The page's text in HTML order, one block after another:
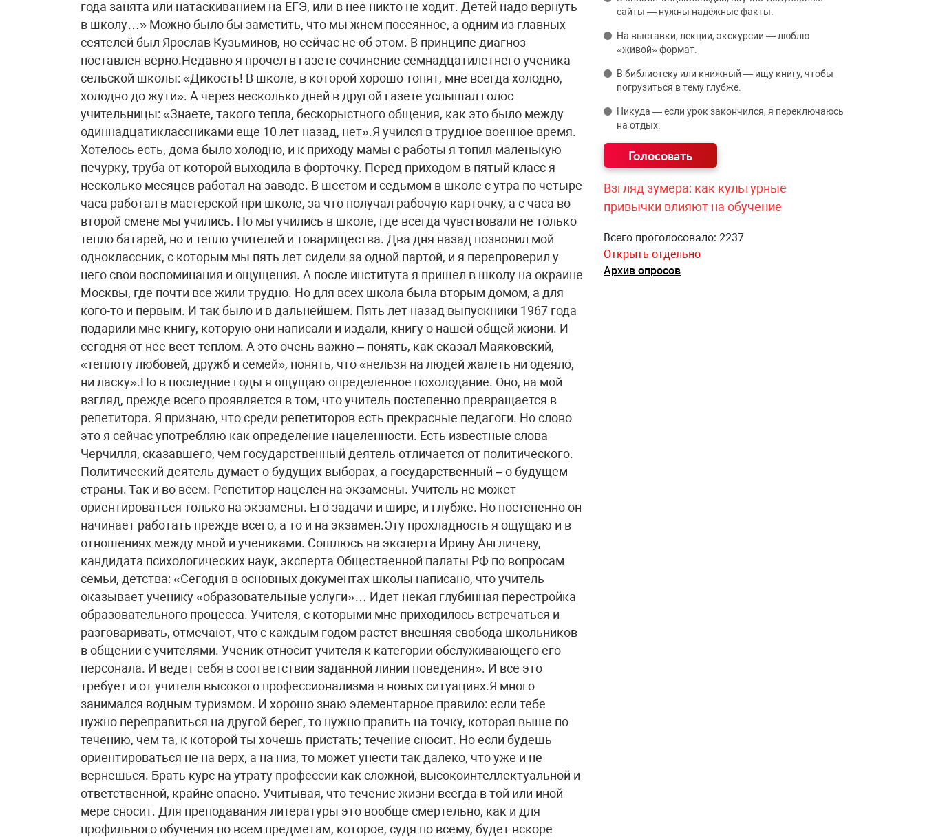
года занята или натаскиванием на ЕГЭ, или в нее никто не ходит. Детей надо вернуть
в школу…» Можно было бы заметить, что мы жнем посеянное, а одним из главных
сеятелей был Ярослав Кузьминов, но сейчас не об этом. В принципе диагноз
поставлен верно.Недавно я прочел в газете сочинение семнадцатилетнего ученика
сельской школы: «Дикость! В школе, в которой хорошо топят, мне всегда холодно,
холодно до жути». А через несколько дней в другой газете услышал голос
учительницы: «Знаете, такого тепла, бескорыстного общения, как это было между
одиннадцатиклассниками еще 10 лет назад, нет».Я учился в трудное военное время.
Хотелось есть, дома было холодно, и к приходу мамы с работы я топил маленькую
печурку, труба от которой выходила в форточку. Перед приходом в пятый класс я
несколько месяцев работал на заводе. В шестом и седьмом в школе с утра по четыре
часа работал в мастерской при школе, за что получал рабочую карточку, а с часа во
второй смене мы учились. Но мы учились в школе, где всегда чувствовали не только
тепло батарей, но и тепло учителей и товарищества. Два дня назад позвонил мой
одноклассник, с которым мы пять лет сидели за одной партой, и я перепроверил у
него свои воспоминания и ощущения. А после института я пришел в школу на окраине
Москвы, где почти все жили трудно. Но для всех школа была вторым домом, а для
кого-то и первым. И так было и в дальнейшем. Пять лет назад выпускники 1967 года
подарили мне книгу, которую они написали и издали, книгу о нашей общей жизни. И
сегодня от нее веет теплом. А это очень важно – понять, как сказал Маяковский,
«теплоту любовей, дружб и семей», понять, что «нельзя на людей жалеть ни одеяло,
ни ласку».Но в последние годы я ощущаю определенное похолодание. Оно, на мой
взгляд, прежде всего проявляется в том, что учитель постепенно превращается в
репетитора. Я признаю, что среди репетиторов есть прекрасные педагоги. Но слово
это я сейчас употребляю как определение нацеленности. Есть известные слова
Черчилля, сказавшего, чем государственный деятель отличается от политического.
Политический деятель думает о будущих выборах, а государственный – о будущем
страны. Так и во всем. Репетитор нацелен на экзамены. Учитель не может
ориентироваться только на экзамены. Его задачи и шире, и глубже. Но постепенно он
начинает работать прежде всего, а то и на экзамен.Эту прохладность я ощущаю и в
отношениях между мной и учениками. Сошлюсь на эксперта Ирину Англичеву,
кандидата психологических наук, эксперта Общественной палаты РФ по вопросам
семьи, детства: «Сегодня в основных документах школы написано, что учитель
оказывает ученику «образовательные услуги»… Идет некая глубинная перестройка
образовательного процесса. Учителя, с которыми мне приходилось встречаться и
разговаривать, отмечают, что с каждым годом растет внешняя свобода школьников
в общении с учителями. Ученик относит учителя к категории обслуживающего его
персонала. И ведет себя в соответствии заданной линии поведения». И все это
требует и от учителя высокого профессионализма в новых ситуациях.Я много
занимался водным туризмом. И хорошо знаю элементарное правило: если тебе
нужно переправиться на другой берег, то нужно править на точку, которая выше по
течению, чем та, к которой ты хочешь пристать; течение сносит. Но если будешь
ориентироваться не на верх, а на низ, то может унести так далеко, что уже и не
вернешься. Брать курс на утрату профессии как сложной, высокоинтеллектуальной и
ответственной, крайне опасно. Учитывая, что течение жизни всегда в той или иной
мере сносит. Для преподавания литературы это вообще смертельно, как и для
профильного обучения по всем предметам, которое, судя по всему, будет вскоре
сайты — нужны надёжные факты.
На выставки, лекции, экскурсии — люблю
«живой» формат.
В библиотеку или книжный — ищу книгу, чтобы
погрузиться в тему глубже.
Никуда — если урок закончился, я переключаюсь
на отдых.
Взгляд зумера: как культурные
привычки влияют на обучение
Всего проголосовало: 2237
Открыть отдельно
Архив опросов